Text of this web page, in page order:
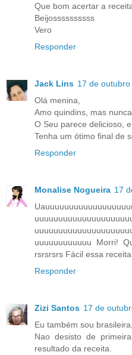
Que bom acertar a
Beijossssssssss
Vero
Responder
Jack Lins 17 de
Olá menina,
Amo quindins, mas
O Seu parece delicioso,
Tenha um ótimo final de
Responder
Monalise Nogueira 17
uuuuuuuuuuuu Morri!
rsrsrsrs Fácil essa
Responder
Zizi Santos 17 de
Eu também sou
Nao desisto de
resultado da receita.